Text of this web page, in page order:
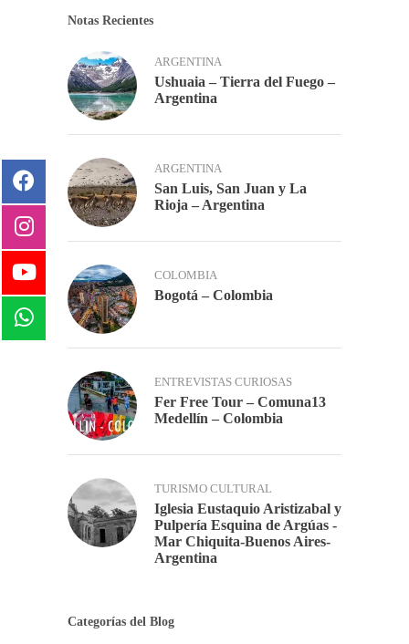
Notas Recientes
ARGENTINA
Ushuaia – Tierra del Fuego –
Argentina
ARGENTINA
San Luis, San Juan y La
Rioja – Argentina
COLOMBIA
Bogotá – Colombia
ENTREVISTAS CURIOSAS
Fer Free Tour – Comuna13
Medellín – Colombia
TURISMO CULTURAL
Iglesia Eustaquio Aristizabal y
Pulpería Esquina de Argúas -
Mar Chiquita-Buenos Aires-
Argentina
Categorías del Blog